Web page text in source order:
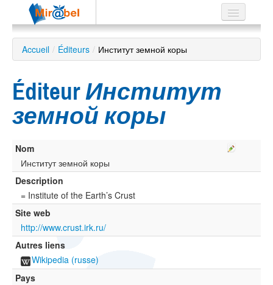
Le réseau
Soutien
Listes
Recherche
EN
ES
?
Accueil / Éditeurs / Институт земной коры
Éditeur Институт
земной коры
Nom
Институт земной коры
Description
= Institute of the Earth’s Crust
Site web
http://www.crust.irk.ru/
Autres liens
Wikipedia (russe)
Pays